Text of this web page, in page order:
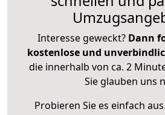
Interesse geweckt? Dann
kostenlose und
die innerhalb von ca. 2
Sie glauben uns
Probieren Sie es einfach